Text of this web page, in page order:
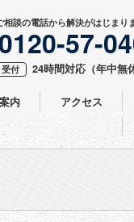
相談の電話から解決がはじまり
0120-57-
受付 24時間対応 （年中無
内 アクセス